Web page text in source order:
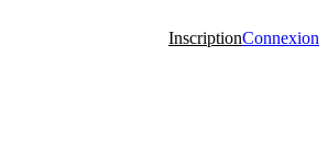
InscriptionConnexion